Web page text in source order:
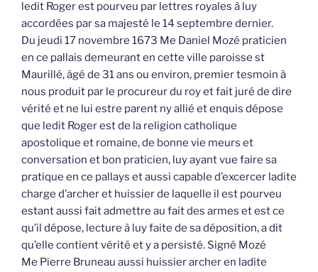
ledit Roger est pourveu par lettres royales à luy
accordées par sa majesté le 14 septembre dernier.
Du jeudi 17 novembre 1673 Me Daniel Mozé praticien
en ce pallais demeurant en cette ville paroisse st
Maurillé, âgé de 31 ans ou environ, premier tesmoin à
nous produit par le procureur du roy et fait juré de dire
vérité et ne lui estre parent ny allié et enquis dépose
que ledit Roger est de la religion catholique
apostolique et romaine, de bonne vie meurs et
conversation et bon praticien, luy ayant vue faire sa
pratique en ce pallays et aussi capable d’excercer ladite
charge d’archer et huissier de laquelle il est pourveu
estant aussi fait admettre au fait des armes et est ce
qu’il dépose, lecture à luy faite de sa déposition, a dit
qu’elle contient vérité et y a persisté. Signé Mozé
Me Pierre Bruneau aussi huissier archer en ladite